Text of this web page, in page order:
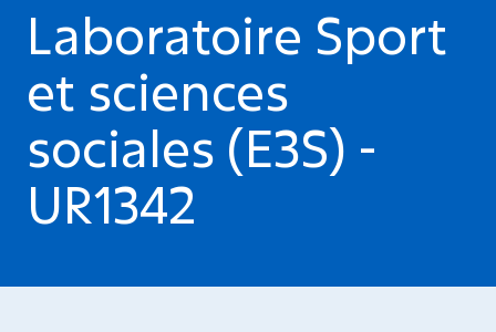
Laboratoire Sport
et sciences
sociales (E3S) -
UR1342